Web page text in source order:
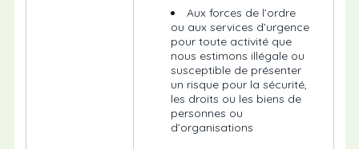
Aux forces de l’ordre
ou aux services d’urgence
pour toute activité que
nous estimons illégale ou
susceptible de présenter
un risque pour la sécurité,
les droits ou les biens de
personnes ou
d’organisations